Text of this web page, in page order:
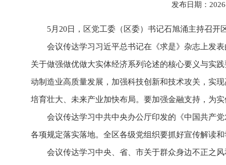
发布日期：
5月20日，区党工委（区委）书记石旭涌主持召开
会议传达学习习近平总书记在《求是》杂志上发
关于做强做优做大实体经济系列论述的核心要义与实
动制造业高质量发展，加强科技创新和技术攻关，实
培育壮大、未来产业加快布局。要加强金融支持，为
会议传达学习中共中央办公厅印发的《中国共产
各项规定落实落地。全区各级党组织要抓好宣传解读
会议传达学习中央、省、市关于群众身边不正之